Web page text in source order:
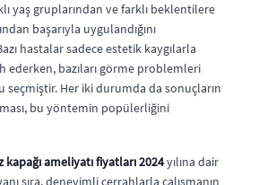
yaş gruplarından ve farklı beklentilere
başarıyla uygulandığını
hastalar sadece estetik kaygılarla
ederken, bazıları görme problemleri
seçmiştir. Her iki durumda da sonuçların
bu yöntemin popülerliğini
kapağı ameliyatı fiyatları 2024yılına dair
sıra, deneyimli cerrahlarla çalışmanın